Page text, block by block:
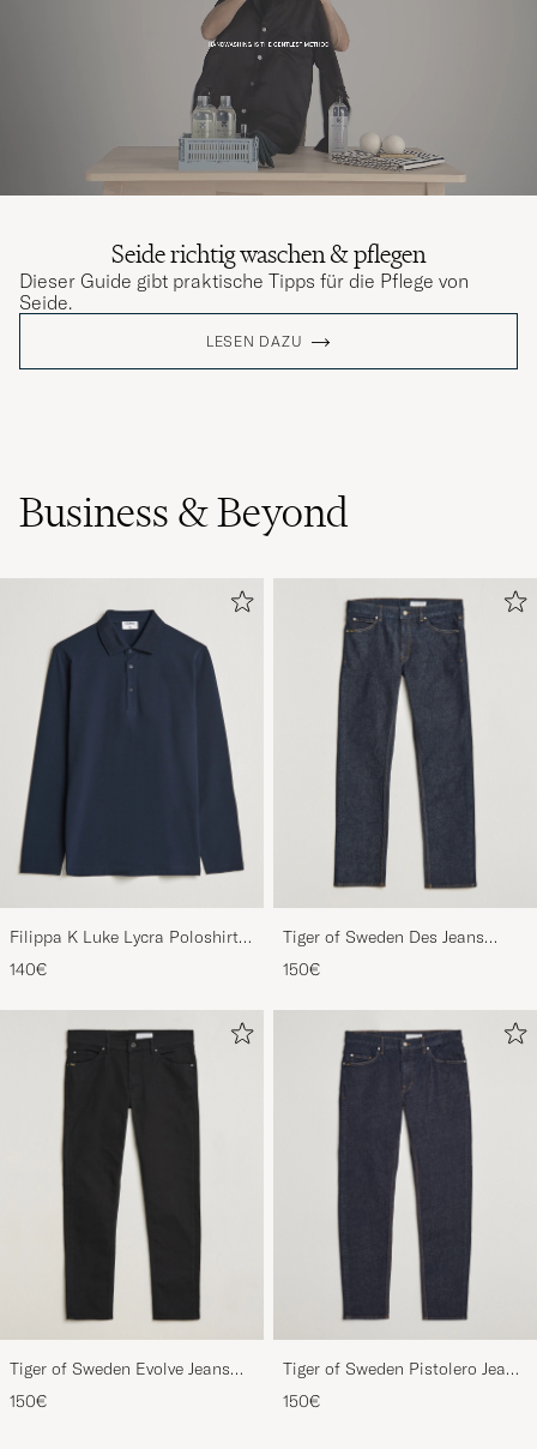
Seide richtig waschen & pflegen
Dieser Guide gibt praktische Tipps für die Pflege von
Seide.
LESEN DAZU
Business & Beyond
Filippa K Luke Lycra Poloshirt
Navy
140€
Tiger of Sweden Des Jeans
Ripen Blue
150€
Tiger of Sweden Evolve Jeans
Forever Black
150€
Tiger of Sweden Pistolero Jeans
Ripen Blue
150€